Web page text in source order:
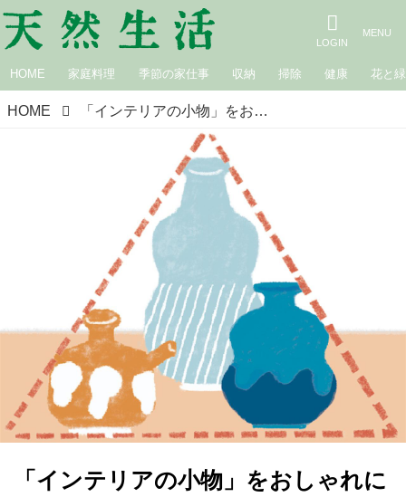
HOME 家庭料理 季節の家仕事 収納 掃除 健康 花と緑
HOME 「インテリアの小物」をおしゃれに飾る、6つのコツ。壁飾りも置きものも“すっきり”見せる、簡単なルール／インテリアコンサルタント・内藤怜さん
「インテリアの小物」をおしゃれに